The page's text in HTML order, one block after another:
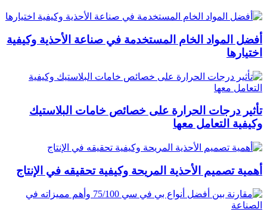
أفضل المواد الخام المستخدمة في صناعة الأحذية وكيفية
اختيارها
تأثير درجات الحرارة على خصائص خامات البلاستيك
وكيفية التعامل معها
أهمية تصميم الأحذية المريحة وكيفية تحقيقه في الإنتاج